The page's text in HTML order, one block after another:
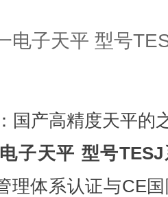
国产高精度天平的
子天平 型号
理体系认证与CE